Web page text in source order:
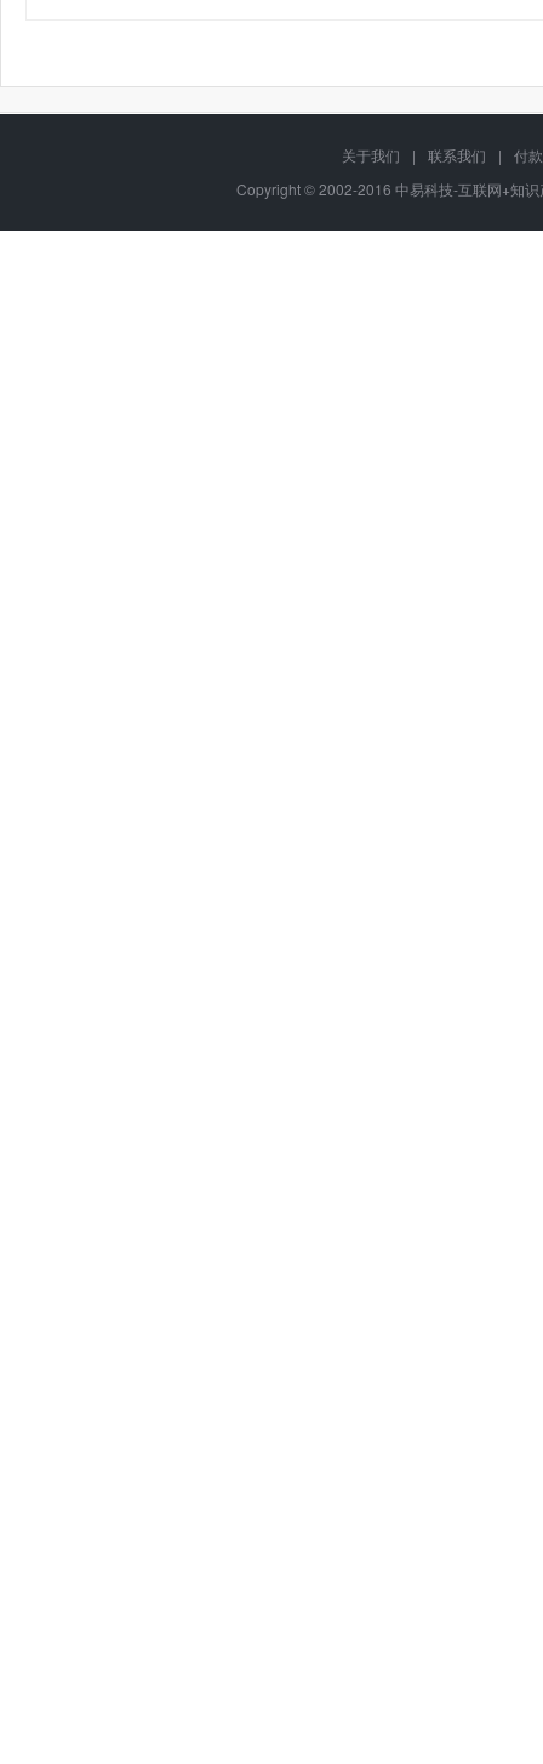
关于我们 | 联系我们 |
付
Copyright © 2002-2016 中易科技-互联网+知